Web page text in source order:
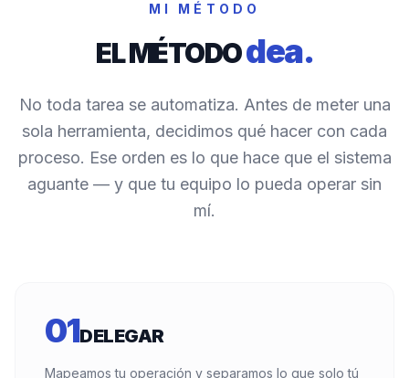
MI MÉTODO
EL MÉTODOdea.
No toda tarea se automatiza. Antes de meter una
sola herramienta, decidimos qué hacer con cada
proceso. Ese orden es lo que hace que el sistema
aguante — y que tu equipo lo pueda operar sin
mí.
01DELEGAR
Mapeamos tu operación y separamos lo que solo tú